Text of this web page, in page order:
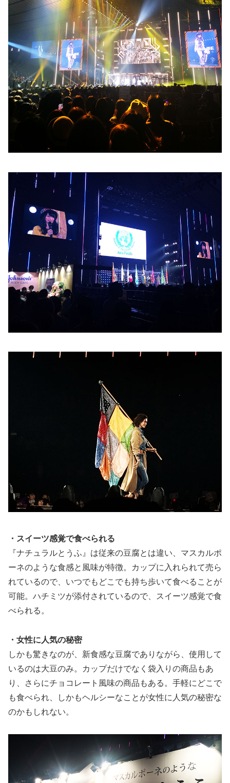
・スイーツ感覚で食べられる
『ナチュラルとうふ』は従来の豆腐とは違い、マスカルポ
ーネのような食感と風味が特徴。カップに入れられて売ら
れているので、いつでもどこでも持ち歩いて食べることが
可能。ハチミツが添付されているので、スイーツ感覚で食
べられる。
・女性に人気の秘密
しかも驚きなのが、新食感な豆腐でありながら、使用して
いるのは大豆のみ。カップだけでなく袋入りの商品もあ
り、さらにチョコレート風味の商品もある。手軽にどこで
も食べられ、しかもヘルシーなことが女性に人気の秘密な
のかもしれない。